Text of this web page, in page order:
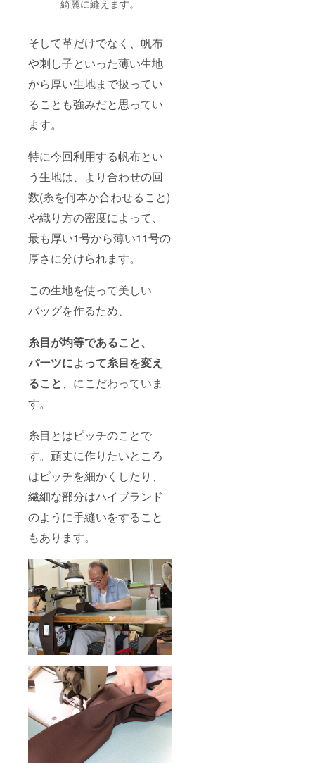
綺麗に縫えます。
そして革だけでなく、帆布
や刺し子といった薄い生地
から厚い生地まで扱ってい
ることも強みだと思ってい
ます。
特に今回利用する帆布とい
う生地は、より合わせの回
数(糸を何本か合わせること)
や織り方の密度によって、
最も厚い1号から薄い11号の
厚さに分けられます。
この生地を使って美しい
バッグを作るため、
糸目が均等であること、
パーツによって糸目を変え
ること、にこだわっていま
す。
糸目とはピッチのことで
す。頑丈に作りたいところ
はピッチを細かくしたり、
繊細な部分はハイブランド
のように手縫いをすること
もあります。